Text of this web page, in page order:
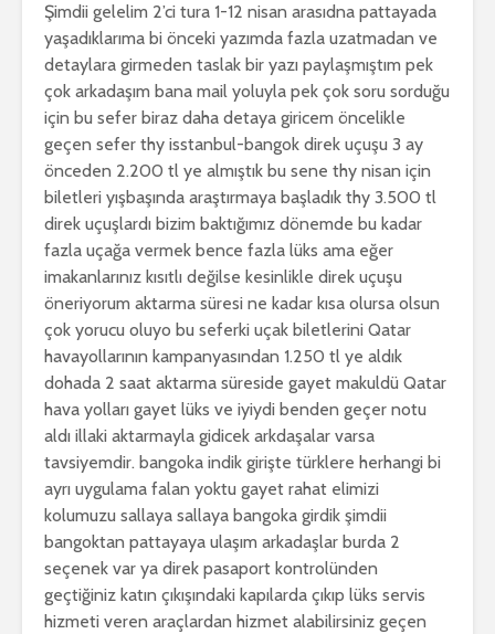
Şimdii gelelim 2’ci tura 1-12 nisan arasıdna pattayada
yaşadıklarıma bi önceki yazımda fazla uzatmadan ve
detaylara girmeden taslak bir yazı paylaşmıştım pek
çok arkadaşım bana mail yoluyla pek çok soru sorduğu
için bu sefer biraz daha detaya giricem öncelikle
geçen sefer thy isstanbul-bangok direk uçuşu 3 ay
önceden 2.200 tl ye almıştık bu sene thy nisan için
biletleri yışbaşında araştırmaya başladık thy 3.500 tl
direk uçuşlardı bizim baktığımız dönemde bu kadar
fazla uçağa vermek bence fazla lüks ama eğer
imakanlarınız kısıtlı değilse kesinlikle direk uçuşu
öneriyorum aktarma süresi ne kadar kısa olursa olsun
çok yorucu oluyo bu seferki uçak biletlerini Qatar
havayollarının kampanyasından 1.250 tl ye aldık
dohada 2 saat aktarma süreside gayet makuldü Qatar
hava yolları gayet lüks ve iyiydi benden geçer notu
aldı illaki aktarmayla gidicek arkdaşalar varsa
tavsiyemdir. bangoka indik girişte türklere herhangi bi
ayrı uygulama falan yoktu gayet rahat elimizi
kolumuzu sallaya sallaya bangoka girdik şimdii
bangoktan pattayaya ulaşım arkadaşlar burda 2
seçenek var ya direk pasaport kontrolünden
geçtiğiniz katın çıkışındaki kapılarda çıkıp lüks servis
hizmeti veren araçlardan hizmet alabilirsiniz geçen